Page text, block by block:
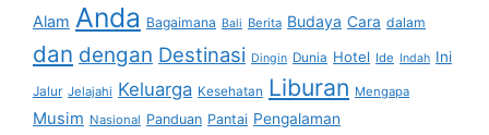
Alam Anda Bagaimana Bali Berita Budaya Cara dalam
dan dengan Destinasi Dingin Dunia Hotel Ide Indah Ini
Jalur Jelajahi Keluarga Kesehatan Liburan Mengapa
Musim Nasional Panduan Pantai Pengalaman